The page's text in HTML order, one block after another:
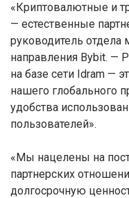
«Криптовалютные и
— естественные
руководитель отдела
направления Bybit. —
на базе сети Idram —
нашего глобального
удобства
пользователей».
«Мы нацелены на
партнерских
долгосрочную